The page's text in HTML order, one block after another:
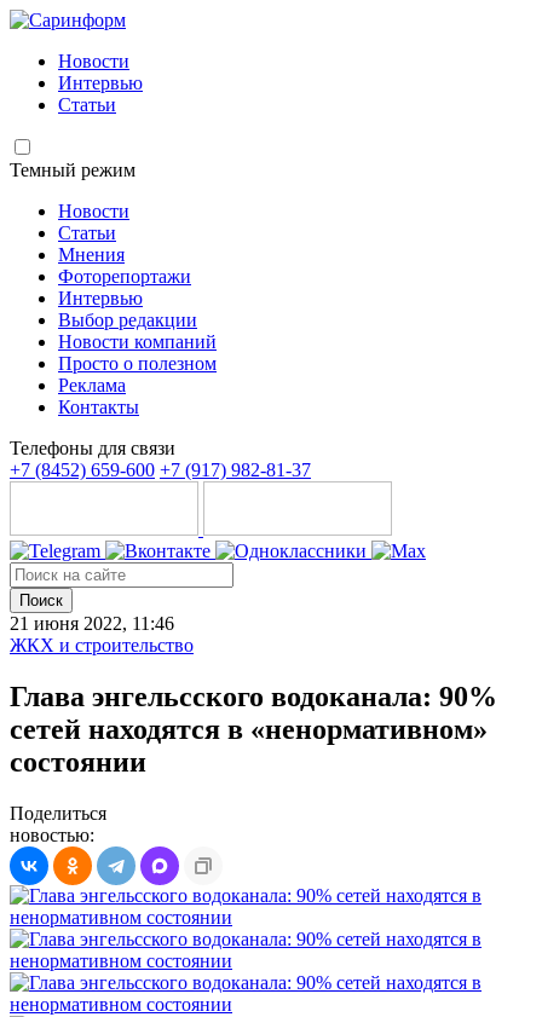
Новости
Интервью
Статьи
Темный режим
Новости
Статьи
Мнения
Фоторепортажи
Интервью
Выбор редакции
Новости компаний
Просто о полезном
Реклама
Контакты
Телефоны для связи
+7 (8452) 659-600 +7 (917) 982-81-37
Поиск
21 июня 2022, 11:46
ЖКХ и строительство
Глава энгельсского водоканала: 90%
сетей находятся в «ненормативном»
состоянии
Поделиться
новостью: